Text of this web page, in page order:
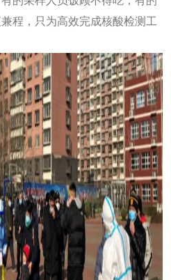
程，只为高效完成核酸检测工